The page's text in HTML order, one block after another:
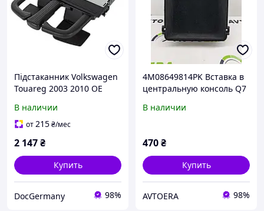
Підстаканник Volkswagen
Touareg 2003 2010 OE
В наличии
от215₴/мес
2 147₴
Купить
DocGermany 98%
4M08649814PK Вставка в
центральную консоль Q7
В наличии
470₴
Купить
AVTOERA 98%